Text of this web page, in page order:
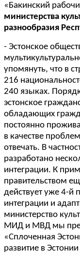
«Бакинский
министерства
разнообразия
- Эстонское
упомянуть, что в
216
240 языках.
эстонское
обладающих
постоянно
в качестве
отвечать. В
разработано
интеграции. К
правительством
действует уже 4-й
интеграции и
министерство
МИД и МВД мы
«Сплоченная
развитие в